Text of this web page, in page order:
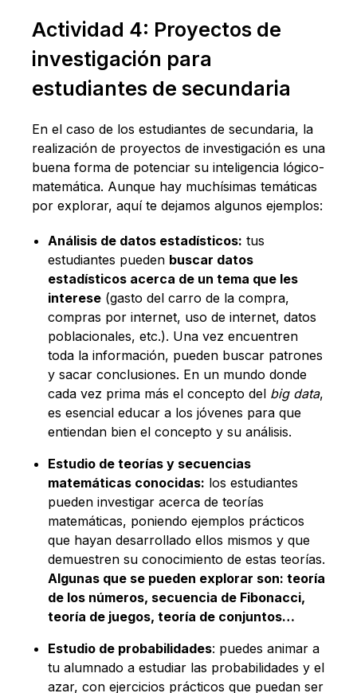
Actividad 4: Proyectos de
investigación para
estudiantes de secundaria
En el caso de los estudiantes de secundaria, la
realización de proyectos de investigación es una
buena forma de potenciar su inteligencia lógico-
matemática. Aunque hay muchísimas temáticas
por explorar, aquí te dejamos algunos ejemplos:
Análisis de datos estadísticos: tus
estudiantes pueden buscar datos
estadísticos acerca de un tema que les
interese (gasto del carro de la compra,
compras por internet, uso de internet, datos
poblacionales, etc.). Una vez encuentren
toda la información, pueden buscar patrones
y sacar conclusiones. En un mundo donde
cada vez prima más el concepto del big data,
es esencial educar a los jóvenes para que
entiendan bien el concepto y su análisis.
Estudio de teorías y secuencias
matemáticas conocidas: los estudiantes
pueden investigar acerca de teorías
matemáticas, poniendo ejemplos prácticos
que hayan desarrollado ellos mismos y que
demuestren su conocimiento de estas teorías.
Algunas que se pueden explorar son: teoría
de los números, secuencia de Fibonacci,
teoría de juegos, teoría de conjuntos…
Estudio de probabilidades: puedes animar a
tu alumnado a estudiar las probabilidades y el
azar, con ejercicios prácticos que puedan ser